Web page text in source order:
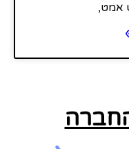
אמט,